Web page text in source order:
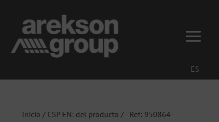
ES
Inicio / CSP EN: del producto / - Ref: 950864 -